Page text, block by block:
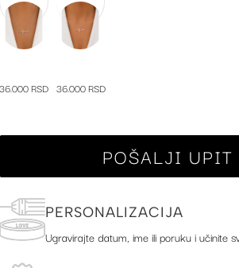
36.000 RSD 36.000 RSD
POŠALJI UPIT
PERSONALIZACIJA
Ugravirajte datum, ime ili poruku i učinite